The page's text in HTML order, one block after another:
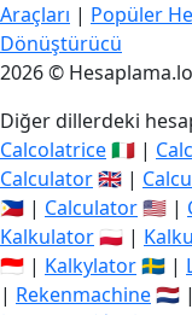
Araçları | Popüler
Dönüştürücü
2026 ©
Diğer dillerdeki
Calcolatrice🇮🇹 |
Calculator🇬🇧 |
🇵🇭 | Calculator🇺🇸 |
Kalkulator🇵🇱 |
🇮🇩 | Kalkylator🇸🇪 |
| Rekenmachine🇳🇱 |